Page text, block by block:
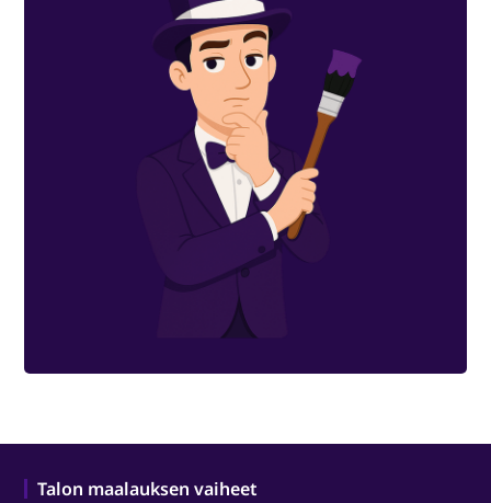
Talon maalauksen vaiheet